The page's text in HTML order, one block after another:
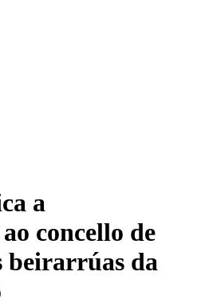
a
concello de
beirarrúas da